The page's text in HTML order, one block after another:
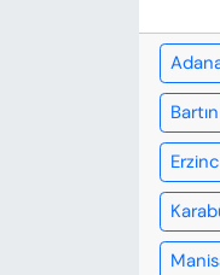
Bartın
VAN VE